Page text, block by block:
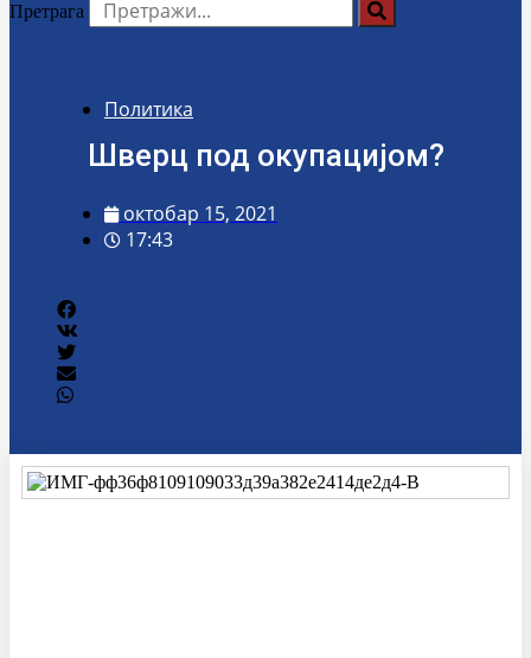
Претрага
Политика
Шверц под окупацијом?
октобар 15, 2021
17:43